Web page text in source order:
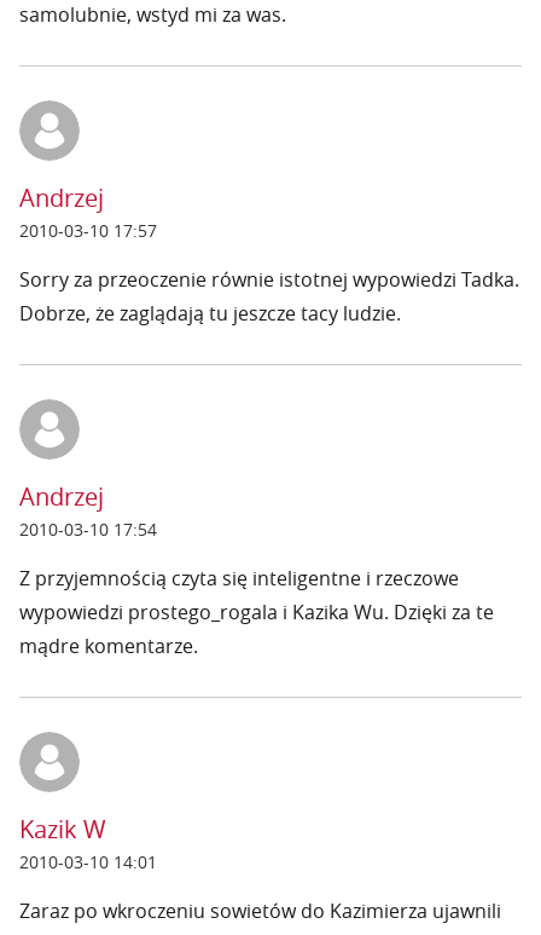
samolubnie, wstyd mi za was.
Andrzej
2010-03-10 17:57
Sorry za przeoczenie równie istotnej wypowiedzi Tadka.
Dobrze, że zaglądają tu jeszcze tacy ludzie.
Andrzej
2010-03-10 17:54
Z przyjemnością czyta się inteligentne i rzeczowe
wypowiedzi prostego_rogala i Kazika Wu. Dzięki za te
mądre komentarze.
Kazik W
2010-03-10 14:01
Zaraz po wkroczeniu sowietów do Kazimierza ujawnili